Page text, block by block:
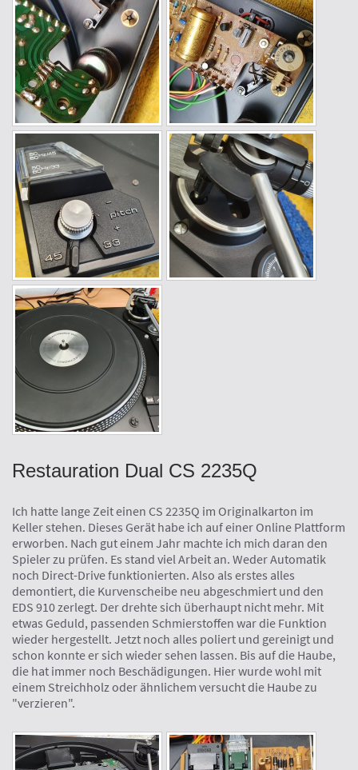
Restauration Dual CS 2235Q
Ich hatte lange Zeit einen CS 2235Q im Originalkarton im
Keller stehen. Dieses Gerät habe ich auf einer Online Plattform
erworben. Nach gut einem Jahr machte ich mich daran den
Spieler zu prüfen. Es stand viel Arbeit an. Weder Automatik
noch Direct-Drive funktionierten. Also als erstes alles
demontiert, die Kurvenscheibe neu abgeschmiert und den
EDS 910 zerlegt. Der drehte sich überhaupt nicht mehr. Mit
etwas Geduld, passenden Schmierstoffen war die Funktion
wieder hergestellt. Jetzt noch alles poliert und gereinigt und
schon konnte er sich wieder sehen lassen. Bis auf die Haube,
die hat immer noch Beschädigungen. Hier wurde wohl mit
einem Streichholz oder ähnlichem versucht die Haube zu
"verzieren".